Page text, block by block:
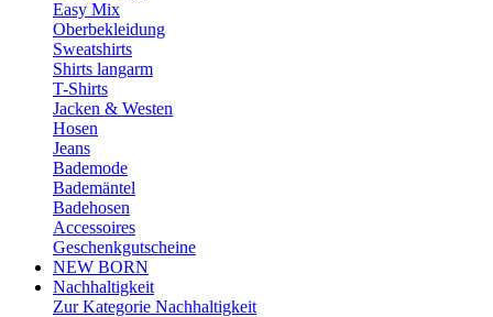
Easy Mix
Oberbekleidung
Sweatshirts
Shirts langarm
T-Shirts
Jacken & Westen
Hosen
Jeans
Bademode
Bademäntel
Badehosen
Accessoires
Geschenkgutscheine
NEW BORN
Nachhaltigkeit
Zur Kategorie Nachhaltigkeit